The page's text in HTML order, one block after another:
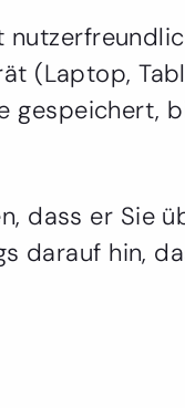
(Laptop,
gespeichert,
dass er Sie
darauf hin,